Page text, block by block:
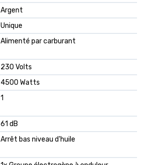
‎Argent
‎Unique
‎Alimenté par carburant
‎230 Volts
‎4500 Watts
‎1
‎61 dB
‎Arrêt bas niveau d'huile